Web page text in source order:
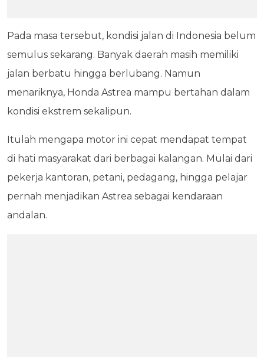
Pada masa tersebut, kondisi jalan di Indonesia belum
semulus sekarang. Banyak daerah masih memiliki
jalan berbatu hingga berlubang. Namun
menariknya, Honda Astrea mampu bertahan dalam
kondisi ekstrem sekalipun.
Itulah mengapa motor ini cepat mendapat tempat
di hati masyarakat dari berbagai kalangan. Mulai dari
pekerja kantoran, petani, pedagang, hingga pelajar
pernah menjadikan Astrea sebagai kendaraan
andalan.